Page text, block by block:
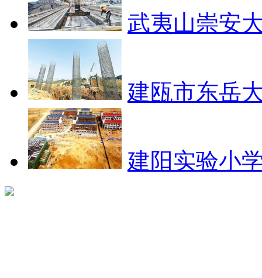
武夷山崇安
建瓯市东岳
建阳实验小